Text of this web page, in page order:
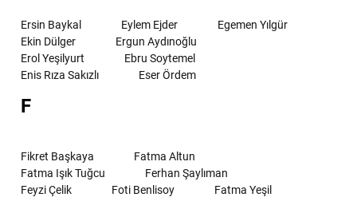
Ersin Baykal Eylem Ejder
Egemen Yılgür
Ekin Dülger
Ergun Aydınoğlu
Erol Yeşilyurt
Ebru Soytemel
Enis Rıza Sakızlı
Eser Ördem
F
Fikret Başkaya
Fatma Altun
Fatma Işık Tuğcu
Ferhan Şaylıman
Feyzi Çelik
Foti Benlisoy Fatma Yeşil